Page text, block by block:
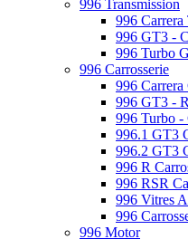
996 Transmission
996 Carrera
996 GT3 -
996 Turbo
996 Carrosserie
996 Carrera
996 GT3 -
996 Turbo -
996.1 GT3
996.2 GT3
996 R
996 RSR
996 Vitres
996
996 Motor